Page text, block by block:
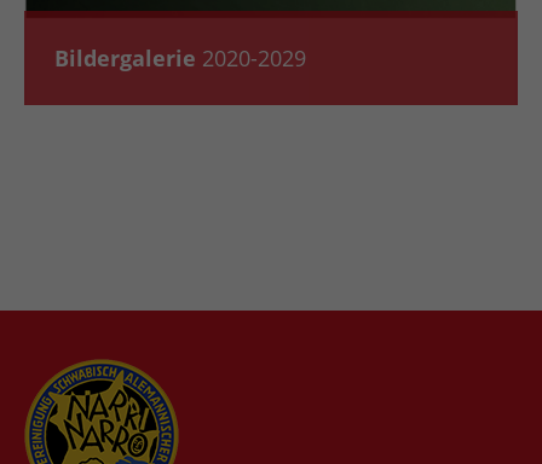
Bildergalerie 2020-2029